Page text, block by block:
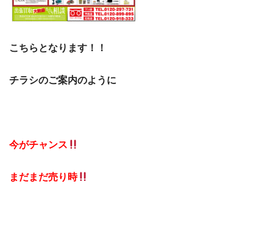
こちらとなります！！
チラシのご案内のように
今がチャンス
まだまだ売り時